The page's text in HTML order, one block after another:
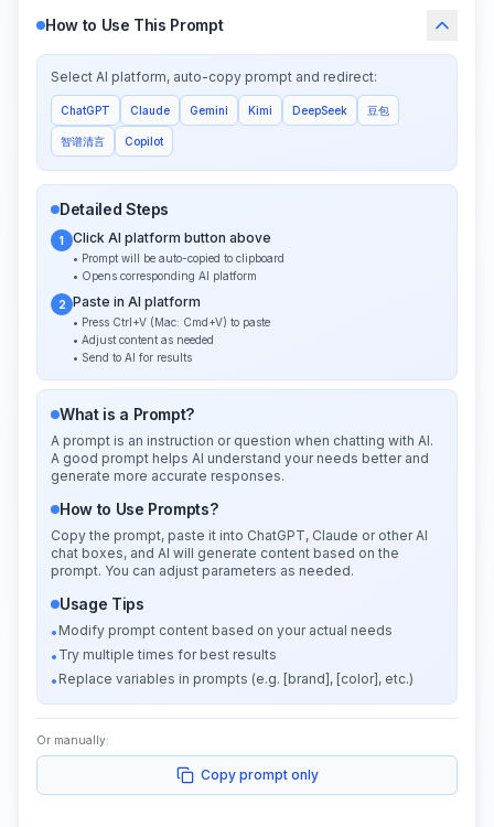
How to Use This Prompt
Select AI platform, auto-copy prompt and redirect:
ChatGPT Claude Gemini Kimi DeepSeek 豆包
智谱清言 Copilot
Detailed Steps
1 Click AI platform button above
• Prompt will be auto-copied to clipboard
• Opens corresponding AI platform
2 Paste in AI platform
• Press Ctrl+V (Mac: Cmd+V) to paste
• Adjust content as needed
• Send to AI for results
What is a Prompt?
A prompt is an instruction or question when chatting with AI.
A good prompt helps AI understand your needs better and
generate more accurate responses.
How to Use Prompts?
Copy the prompt, paste it into ChatGPT, Claude or other AI
chat boxes, and AI will generate content based on the
prompt. You can adjust parameters as needed.
Usage Tips
• Modify prompt content based on your actual needs
• Try multiple times for best results
• Replace variables in prompts (e.g. [brand], [color], etc.)
Or manually:
Copy prompt only